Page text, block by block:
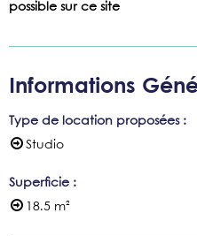
possible sur ce site
Informations
Type de location proposées :
Studio
Superficie :
18.5 m²